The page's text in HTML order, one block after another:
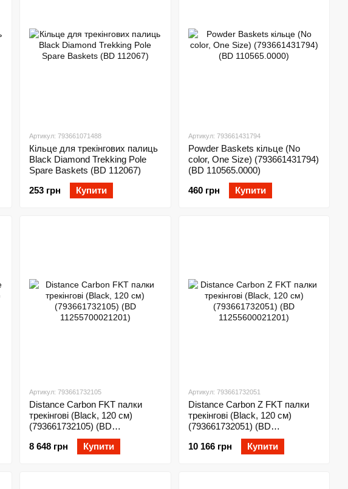
Артикул: 793661071488
Кільце для трекінгових палиць
Black Diamond Trekking Pole
Spare Baskets (BD 112067)
253 грн
Купити
Артикул: 793661431794
Powder Baskets кільце (No
color, One Size) (793661431794)
(BD 110565.0000)
460 грн
Купити
Артикул: 793661732105
Distance Carbon FKT палки
трекінгові (Black, 120 см)
(793661732105) (BD
11255700021201)
8 648 грн
Купити
Артикул: 793661732051
Distance Carbon Z FKT палки
трекінгові (Black, 120 см)
(793661732051) (BD
11255600021201)
10 166 грн
Купити